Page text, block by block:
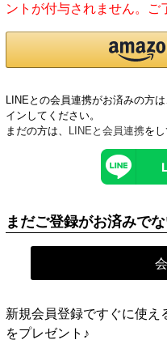
ントが付与されません。ご
LINEとの会員連携がお済みの方
インしてください。
まだの方は、
LINEと会員連携をし
まだご登録がお済みで
新規会員登録ですぐに使え
をプレゼント♪